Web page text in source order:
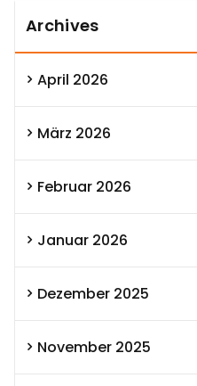
Archives
April 2026
März 2026
Februar 2026
Januar 2026
Dezember 2025
November 2025